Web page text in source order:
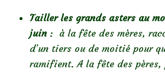
Tailler les grands asters au
juin: à la fête des mères,
d’un tiers ou de moitié pour
ramifient. A la fête des pères,